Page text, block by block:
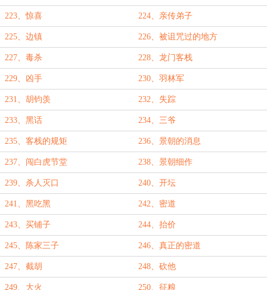
223、惊喜 224、亲传弟子
225、边镇 226、被诅咒过的地方
227、毒杀 228、龙门客栈
229、凶手 230、羽林军
231、胡钧羡 232、失踪
233、黑话 234、三爷
235、客栈的规矩 236、景朝的消息
237、闯白虎节堂 238、景朝细作
239、杀人灭口 240、开坛
241、黑吃黑 242、密道
243、买铺子 244、抬价
245、陈家三子 246、真正的密道
247、截胡 248、砍他
249、大火 250、征粮